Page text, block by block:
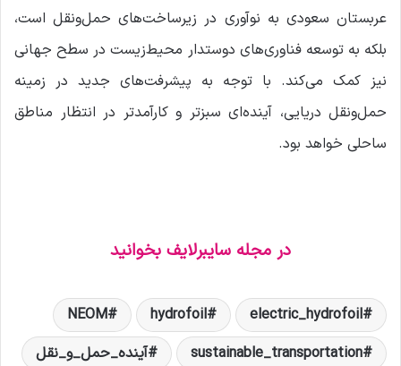
عربستان سعودی به نوآوری در زیرساخت‌های حمل‌ونقل است،
بلکه به توسعه فناوری‌های دوستدار محیط‌زیست در سطح جهانی
نیز کمک می‌کند. با توجه به پیشرفت‌های جدید در زمینه
حمل‌ونقل دریایی، آینده‌ای سبزتر و کارآمدتر در انتظار مناطق
ساحلی خواهد بود.
در مجله سایبرلایف بخوانید
electric_hydrofoil
hydrofoil
NEOM
sustainable_transportation
آینده_حمل_و_نقل